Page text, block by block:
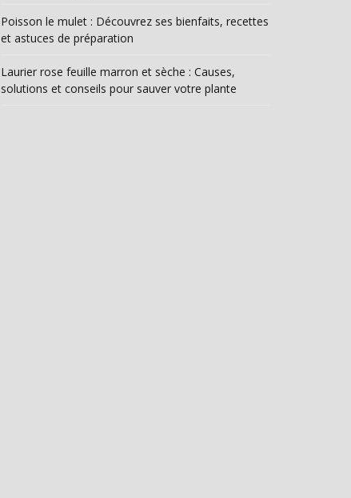
Poisson le mulet : Découvrez ses bienfaits, recettes
et astuces de préparation
Laurier rose feuille marron et sèche : Causes,
solutions et conseils pour sauver votre plante